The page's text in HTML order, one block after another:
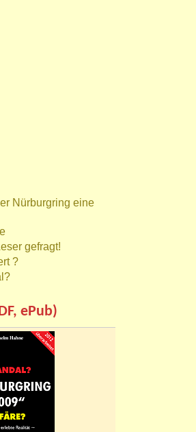
Nürburgring eine
gefragt!
?
ePub)